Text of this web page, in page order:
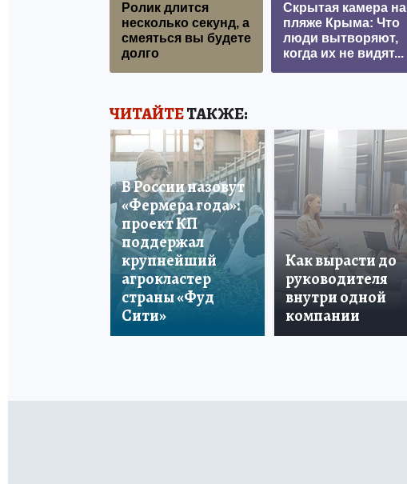
Ролик длится
несколько секунд, а
смеяться вы будете
долго
Скрытая камера на
пляже Крыма: Что
люди вытворяют,
когда их не видят...
ЧИТАЙТЕТАКЖЕ:
В России назовут
«Фермера года»:
проект КП
поддержал
крупнейший
агрокластер
страны «Фуд
Сити»
Как вырасти до
руководителя
внутри одной
компании